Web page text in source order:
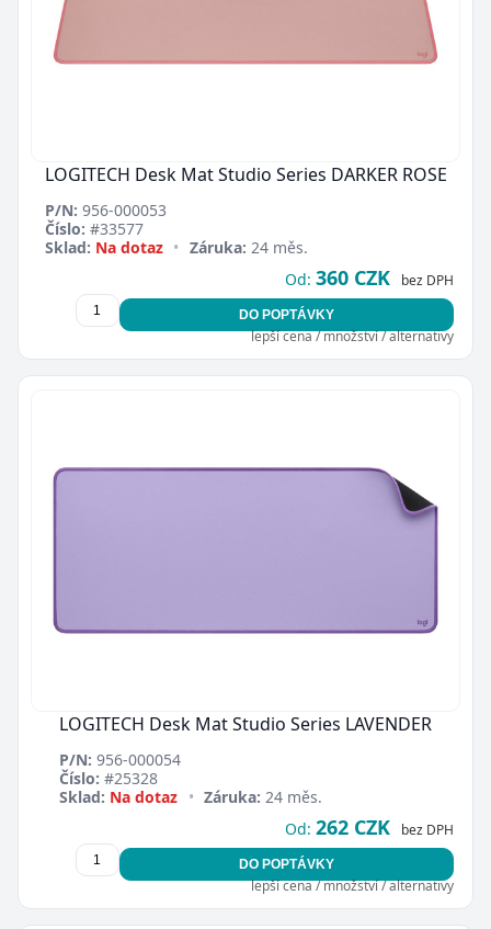
LOGITECH Desk Mat Studio Series DARKER ROSE
P/N: 956-000053
Číslo: #33577
Sklad: Na dotaz • Záruka: 24 měs.
Od: 360 CZK bez DPH
DO POPTÁVKY
lepší cena / množství / alternativy
LOGITECH Desk Mat Studio Series LAVENDER
P/N: 956-000054
Číslo: #25328
Sklad: Na dotaz • Záruka: 24 měs.
Od: 262 CZK bez DPH
DO POPTÁVKY
lepší cena / množství / alternativy